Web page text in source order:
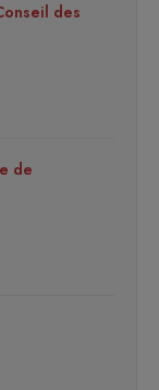
des
de